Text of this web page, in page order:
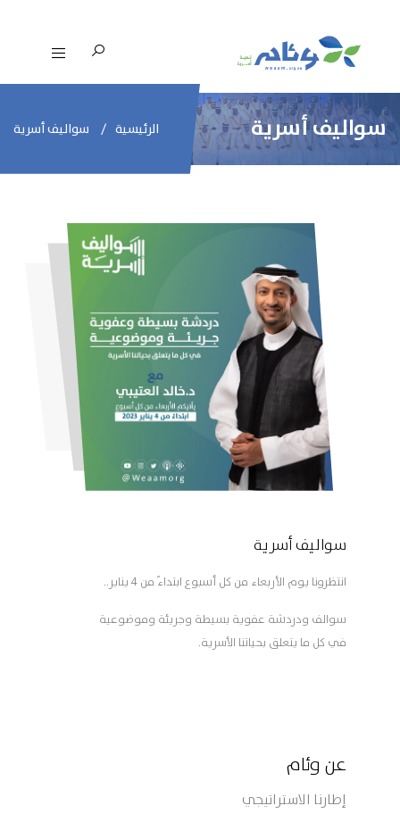
سواليف أسرية الرئيسية سواليف أسرية
سواليف أسرية
انتظرونا يوم الأربعاء من كل أسبوع ابتداءً من 4 يناير..
سوالف ودردشة عفوية بسيطة وجريئة وموضوعية
في كل ما يتعلق بحياتنا الأسرية.
عن وئام
إطارنا الاستراتيجي